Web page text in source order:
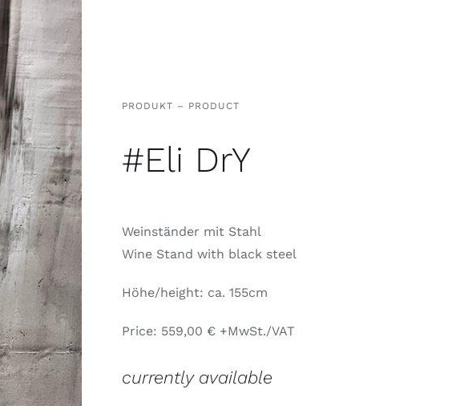
PRODUKT – PRODUCT
#Eli DrY
Weinständer mit Stahl
Wine Stand with black steel
Höhe/height: ca. 155cm
Price: 559,00 € +MwSt./VAT
currently available